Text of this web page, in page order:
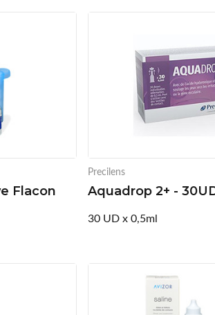
Flacon
Precilens
Aquadrop 2+ -
30 UD x 0,5ml